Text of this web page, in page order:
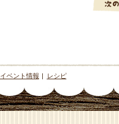
イベント情報 | レシピ